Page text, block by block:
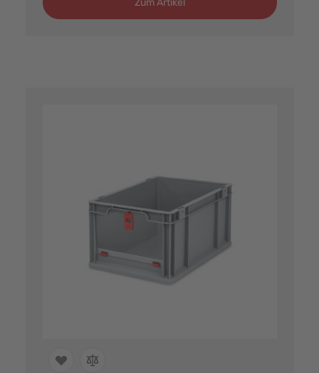
Zum Artikel